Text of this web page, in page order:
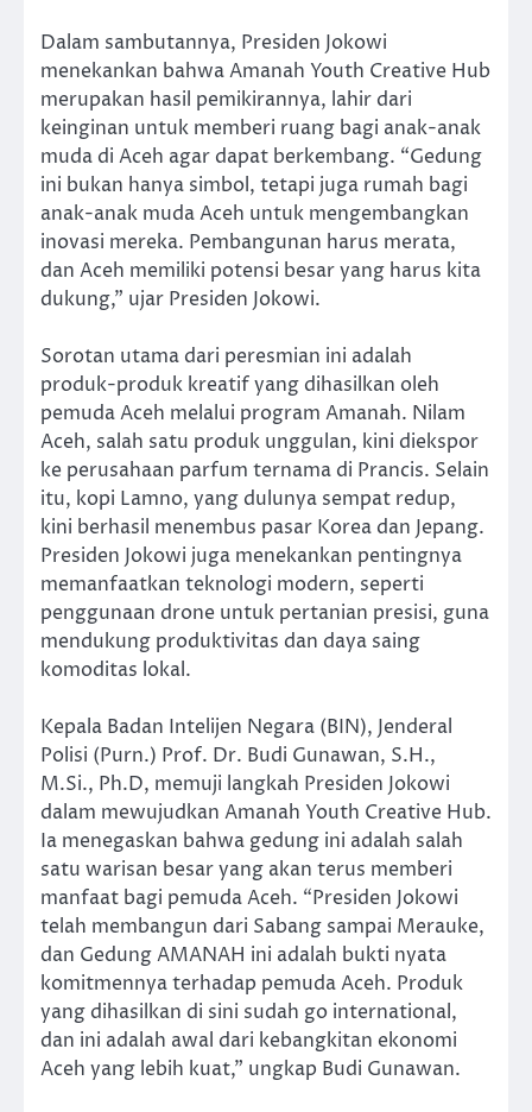
Dalam sambutannya, Presiden Jokowi
menekankan bahwa Amanah Youth Creative Hub
merupakan hasil pemikirannya, lahir dari
keinginan untuk memberi ruang bagi anak-anak
muda di Aceh agar dapat berkembang. “Gedung
ini bukan hanya simbol, tetapi juga rumah bagi
anak-anak muda Aceh untuk mengembangkan
inovasi mereka. Pembangunan harus merata,
dan Aceh memiliki potensi besar yang harus kita
dukung,” ujar Presiden Jokowi.
Sorotan utama dari peresmian ini adalah
produk-produk kreatif yang dihasilkan oleh
pemuda Aceh melalui program Amanah. Nilam
Aceh, salah satu produk unggulan, kini diekspor
ke perusahaan parfum ternama di Prancis. Selain
itu, kopi Lamno, yang dulunya sempat redup,
kini berhasil menembus pasar Korea dan Jepang.
Presiden Jokowi juga menekankan pentingnya
memanfaatkan teknologi modern, seperti
penggunaan drone untuk pertanian presisi, guna
mendukung produktivitas dan daya saing
komoditas lokal.
Kepala Badan Intelijen Negara (BIN), Jenderal
Polisi (Purn.) Prof. Dr. Budi Gunawan, S.H.,
M.Si., Ph.D, memuji langkah Presiden Jokowi
dalam mewujudkan Amanah Youth Creative Hub.
Ia menegaskan bahwa gedung ini adalah salah
satu warisan besar yang akan terus memberi
manfaat bagi pemuda Aceh. “Presiden Jokowi
telah membangun dari Sabang sampai Merauke,
dan Gedung AMANAH ini adalah bukti nyata
komitmennya terhadap pemuda Aceh. Produk
yang dihasilkan di sini sudah go international,
dan ini adalah awal dari kebangkitan ekonomi
Aceh yang lebih kuat,” ungkap Budi Gunawan.